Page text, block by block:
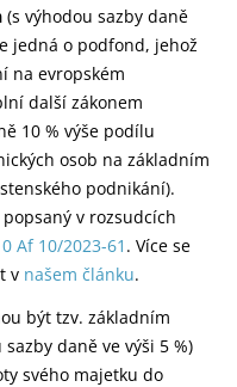
(s výhodou sazby daně
jedná o podfond, jehož
na evropském
další zákonem
10 % výše podílu
osob na základním
podnikání).
v rozsudcích
Af 10/2023-61 . Více se
v našem článku.
být tzv. základním
daně ve výši 5 %)
svého majetku do